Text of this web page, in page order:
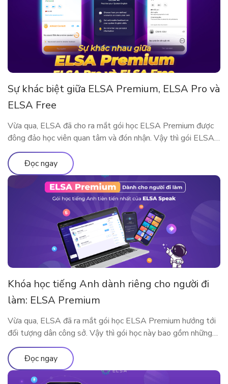
Sự khác biệt giữa ELSA Premium, ELSA Pro và
ELSA Free
Vừa qua, ELSA đã cho ra mắt gói học ELSA Premium được
đông đảo học viên quan tâm và đón nhận. Vậy thì gói ELSA
Premium có gì khác so với ELSA Pro và ELSA Free? Hãy
cùng tìm hiểu qua bài viết này nhé!
Đọc ngay
Khóa học tiếng Anh dành riêng cho người đi
làm: ELSA Premium
Vừa qua, ELSA đã ra mắt gói học ELSA Premium hướng tới
đối tượng dân công sở. Vậy thì gói học này bao gồm những
gì? Vì sao ELSA Premium lại phù hợp với người đi làm? Hãy
cùng tìm hiểu qua bài viết sau nhé!
Đọc ngay